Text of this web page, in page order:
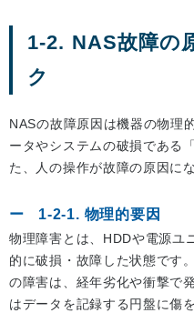
1-2. NAS故障の
ク
NASの故障原因は機器の物理
ータやシステムの破損である
た、人の操作が故障の原因に
1-2-1. 物理的要因
物理障害とは、HDDや電源ユ
的に破損・故障した状態です
の障害は、経年劣化や衝撃で
はデータを記録する円盤に傷